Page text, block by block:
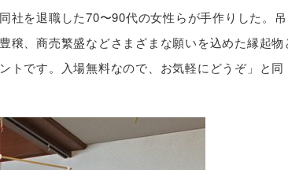
社を退職した70〜90代の女性らが手作りした。
穣、商売繁盛などさまざまな願いを込めた縁起物
トです。入場無料なので、お気軽にどうぞ」と同